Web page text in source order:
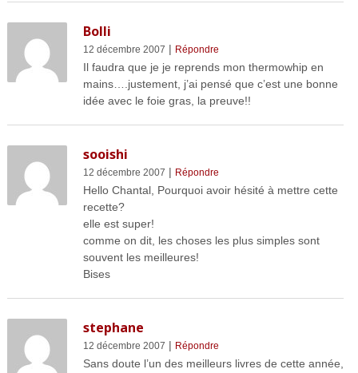
Bolli
12 décembre 2007 | Répondre
Il faudra que je je reprends mon thermowhip en
mains….justement, j’ai pensé que c’est une bonne
idée avec le foie gras, la preuve!!
sooishi
12 décembre 2007 | Répondre
Hello Chantal, Pourquoi avoir hésité à mettre cette
recette?
elle est super!
comme on dit, les choses les plus simples sont
souvent les meilleures!
Bises
stephane
12 décembre 2007 | Répondre
Sans doute l’un des meilleurs livres de cette année,